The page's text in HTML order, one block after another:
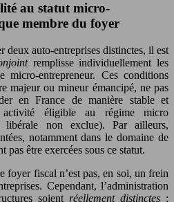
au statut micro-
membre du foyer
deux auto-entreprises distinctes, il est
remplisse individuellement les
micro-entrepreneur. Ces conditions
majeur ou mineur émancipé, ne pas
en France de manière stable et
éligible au régime micro
libérale non exclue). Par ailleurs,
notamment dans le domaine de
pas être exercées sous ce statut.
foyer fiscal n’est pas, en soi, un frein
Cependant, l’administration
soient réellement distinctes: